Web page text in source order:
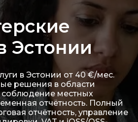
Эстонии
в Эстонии от 40 €/мес.
решения в области
соблюдение местных
отчётность. Полный
отчётность, управление